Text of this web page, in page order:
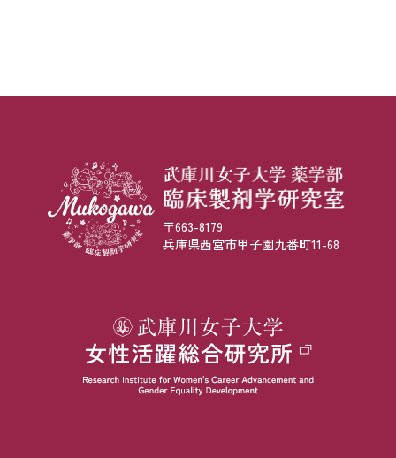
〒663-8179
兵庫県西宮市甲子園九番町11-68